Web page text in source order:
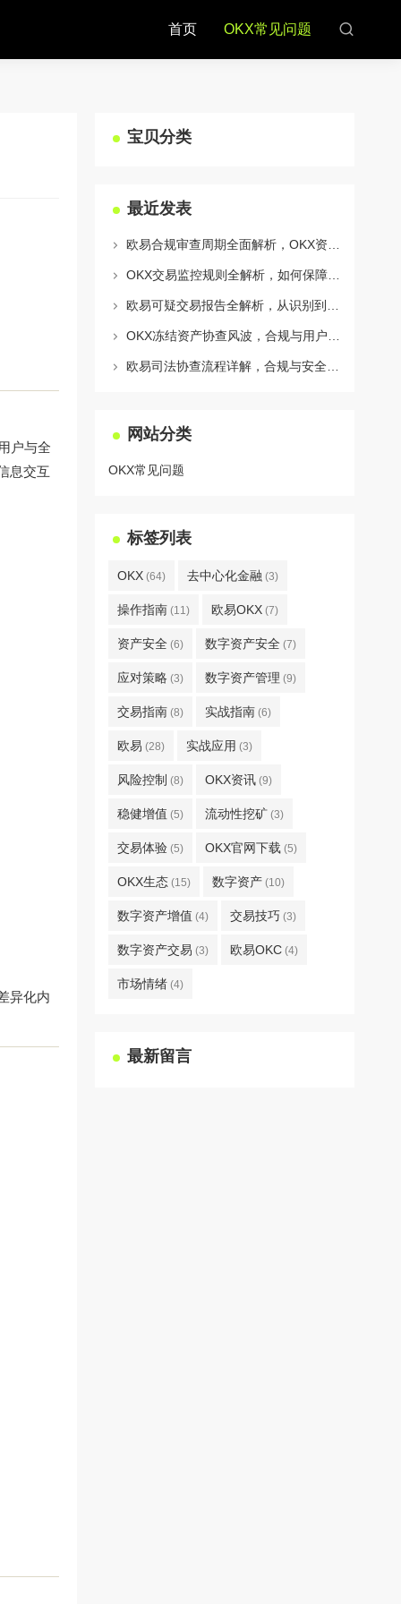
首页 OKX常见问题
户与全
息交互
异化内
宝贝分类
最近发表
网站分类
OKX常见问题
标签列表
OKX (64) 去中心化金融 (3)
操作指南 (11) 欧易OKX (7)
资产安全 (6) 数字资产安全 (7)
应对策略 (3) 数字资产管理 (9)
交易指南 (8) 实战指南 (6)
欧易 (28) 实战应用 (3)
风险控制 (8) OKX资讯 (9)
稳健增值 (5) 流动性挖矿 (3)
交易体验 (5) OKX官网下载 (5)
OKX生态 (15) 数字资产 (10)
数字资产增值 (4) 交易技巧 (3)
数字资产交易 (3) 欧易OKC (4)
市场情绪 (4)
最新留言